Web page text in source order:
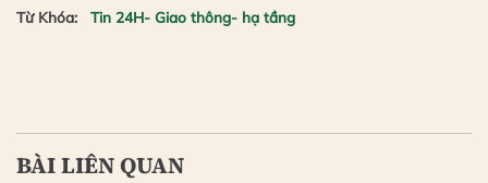
Từ Khóa: Tin 24H- Giao thông- hạ tầng
BÀI LIÊN QUAN